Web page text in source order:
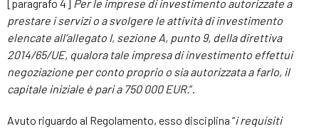
[paragrafo 4] Per le imprese di investimento autorizzate a
prestare i servizi o a svolgere le attività di investimento
elencate all’allegato I, sezione A, punto 9, della direttiva
2014/65/UE, qualora tale impresa di investimento effettui
negoziazione per conto proprio o sia autorizzata a farlo, il
capitale iniziale è pari a 750 000 EUR.”.
Avuto riguardo al Regolamento, esso disciplina “i requisiti